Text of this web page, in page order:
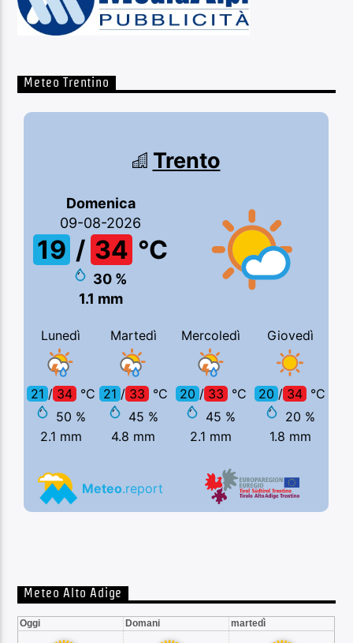
Meteo Trentino
Meteo Alto Adige
Oggi Domani martedì